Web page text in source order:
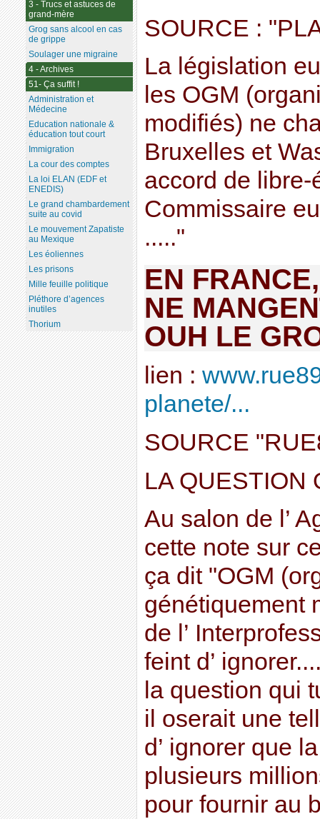
SOURCE :
La législation
les OGM
modifiés) ne
Bruxelles et
accord de
Commissaire
....."
EN
NE
OUH LE
lien :
planete/...
SOURCE
LA QUESTION
Au salon de l’
cette note sur
ça dit "OGM
génétiquement
de l’
feint d’
la question qui
il oserait une
d’ ignorer que
plusieurs
pour fournir au
3 - Trucs et astuces de
grand-mère
Grog sans alcool en cas
de grippe
Soulager une migraine
4 - Archives
51- Ça suffit !
Administration et
Médecine
Education nationale &
éducation tout court
Immigration
La cour des comptes
La loi ELAN (EDF et
ENEDIS)
Le grand chambardement
suite au covid
Le mouvement Zapatiste
au Mexique
Les éoliennes
Les prisons
Mille feuille politique
Pléthore d’agences
inutiles
Thorium